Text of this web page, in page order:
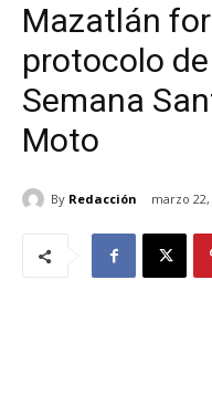
Mazatlán
protocolo
Semana
Moto
By Redacción marzo 22,